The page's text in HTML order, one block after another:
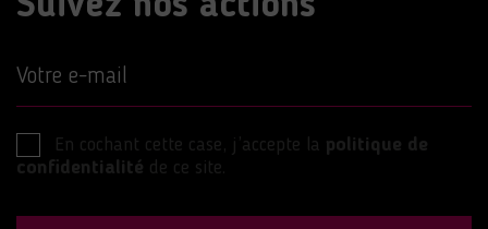
Votre e-mail
En cochant cette case, j’accepte la politique de
confidentialité de ce site.